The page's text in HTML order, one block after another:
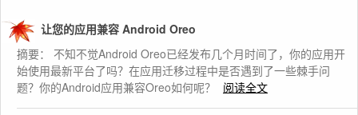
让您的应用兼容 Android Oreo
摘要： 不知不觉Android Oreo已经发布几个月时间了，你的应用开
始使用最新平台了吗？在应用迁移过程中是否遇到了一些棘手问
题？你的Android应用兼容Oreo如何呢？
阅读全文